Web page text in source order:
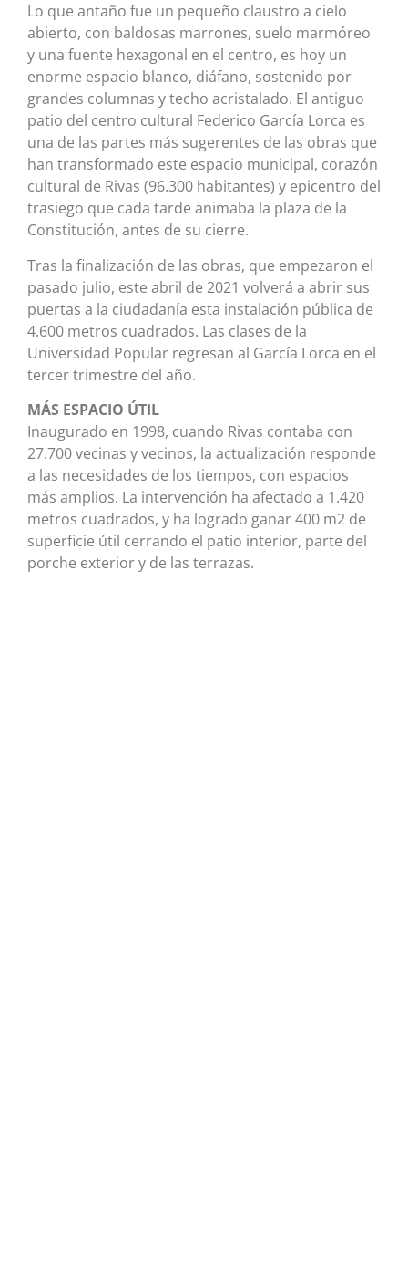
Lo que antaño fue un pequeño claustro a cielo
abierto, con baldosas marrones, suelo marmóreo
y una fuente hexagonal en el centro, es hoy un
enorme espacio blanco, diáfano, sostenido por
grandes columnas y techo acristalado. El antiguo
patio del centro cultural Federico García Lorca es
una de las partes más sugerentes de las obras que
han transformado este espacio municipal, corazón
cultural de Rivas (96.300 habitantes) y epicentro del
trasiego que cada tarde animaba la plaza de la
Constitución, antes de su cierre.
Tras la finalización de las obras, que empezaron el
pasado julio, este abril de 2021 volverá a abrir sus
puertas a la ciudadanía esta instalación pública de
4.600 metros cuadrados. Las clases de la
Universidad Popular regresan al García Lorca en el
tercer trimestre del año.
MÁS ESPACIO ÚTIL
Inaugurado en 1998, cuando Rivas contaba con
27.700 vecinas y vecinos, la actualización responde
a las necesidades de los tiempos, con espacios
más amplios. La intervención ha afectado a 1.420
metros cuadrados, y ha logrado ganar 400 m2 de
superficie útil cerrando el patio interior, parte del
porche exterior y de las terrazas.